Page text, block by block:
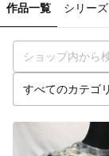
作品一覧 シリーズ